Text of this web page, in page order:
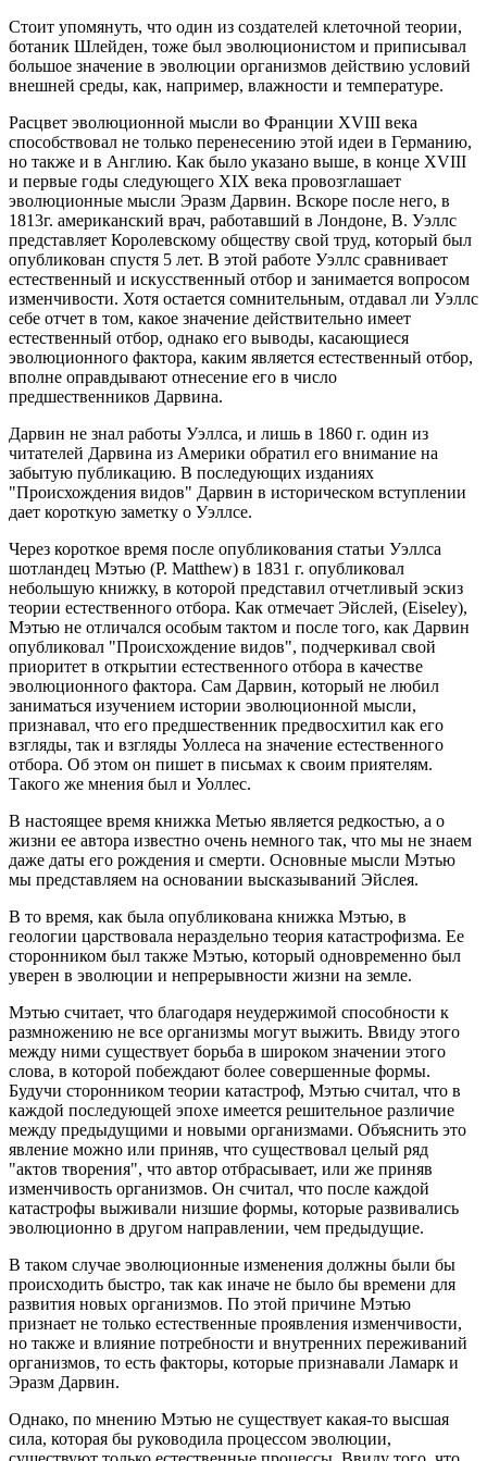
Стоит упомянуть, что один из создателей клеточной теории,
ботаник Шлейден, тоже был эволюционистом и приписывал
большое значение в эволюции организмов действию условий
внешней среды, как, например, влажности и температуре.
Расцвет эволюционной мысли во Франции XVIII века
способствовал не только перенесению этой идеи в Германию,
но также и в Англию. Как было указано выше, в конце XVIII
и первые годы следующего XIX века провозглашает
эволюционные мысли Эразм Дарвин. Вскоре после него, в
1813г. американский врач, работавший в Лондоне, В. Уэллс
представляет Королевскому обществу свой труд, который был
опубликован спустя 5 лет. В этой работе Уэллс сравнивает
естественный и искусственный отбор и занимается вопросом
изменчивости. Хотя остается сомнительным, отдавал ли Уэллс
себе отчет в том, какое значение действительно имеет
естественный отбор, однако его выводы, касающиеся
эволюционного фактора, каким является естественный отбор,
вполне оправдывают отнесение его в число
предшественников Дарвина.
Дарвин не знал работы Уэллса, и лишь в 1860 г. один из
читателей Дарвина из Америки обратил его внимание на
забытую публикацию. В последующих изданиях
"Происхождения видов" Дарвин в историческом вступлении
дает короткую заметку о Уэллсе.
Через короткое время после опубликования статьи Уэллса
шотландец Мэтью (P. Matthew) в 1831 г. опубликовал
небольшую книжку, в которой представил отчетливый эскиз
теории естественного отбора. Как отмечает Эйслей, (Eiseley),
Мэтью не отличался особым тактом и после того, как Дарвин
опубликовал "Происхождение видов", подчеркивал свой
приоритет в открытии естественного отбора в качестве
эволюционного фактора. Сам Дарвин, который не любил
заниматься изучением истории эволюционной мысли,
признавал, что его предшественник предвосхитил как его
взгляды, так и взгляды Уоллеса на значение естественного
отбора. Об этом он пишет в письмах к своим приятелям.
Такого же мнения был и Уоллес.
В настоящее время книжка Метью является редкостью, а о
жизни ее автора известно очень немного так, что мы не знаем
даже даты его рождения и смерти. Основные мысли Мэтью
мы представляем на основании высказываний Эйслея.
В то время, как была опубликована книжка Мэтью, в
геологии царствовала нераздельно теория катастрофизма. Ее
сторонником был также Мэтью, который одновременно был
уверен в эволюции и непрерывности жизни на земле.
Мэтью считает, что благодаря неудержимой способности к
размножению не все организмы могут выжить. Ввиду этого
между ними существует борьба в широком значении этого
слова, в которой побеждают более совершенные формы.
Будучи сторонником теории катастроф, Мэтью считал, что в
каждой последующей эпохе имеется решительное различие
между предыдущими и новыми организмами. Объяснить это
явление можно или приняв, что существовал целый ряд
"актов творения", что автор отбрасывает, или же приняв
изменчивость организмов. Он считал, что после каждой
катастрофы выживали низшие формы, которые развивались
эволюционно в другом направлении, чем предыдущие.
В таком случае эволюционные изменения должны были бы
происходить быстро, так как иначе не было бы времени для
развития новых организмов. По этой причине Мэтью
признает не только естественные проявления изменчивости,
но также и влияние потребности и внутренних переживаний
организмов, то есть факторы, которые признавали Ламарк и
Эразм Дарвин.
Однако, по мнению Мэтью не существует какая-то высшая
сила, которая бы руководила процессом эволюции,